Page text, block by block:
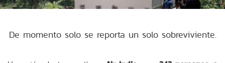
De momento solo se reporta un solo sobreviviente.